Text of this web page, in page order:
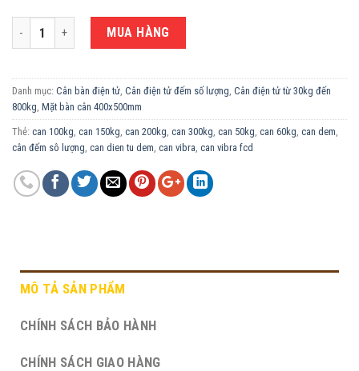
CÂN ĐẾM SỐ LƯỢNG 150KG FCD-40X50CM số lượng
MUA HÀNG
Danh mục: Cân bàn điện tử, Cân điện tử đếm số lượng, Cân điện tử từ 30kg đến
800kg, Mặt bàn cân 400x500mm
Thẻ: can 100kg, can 150kg, can 200kg, can 300kg, can 50kg, can 60kg, can dem,
cân đếm sô lượng, can dien tu dem, can vibra, can vibra fcd
MÔ TẢ SẢN PHẨM
CHÍNH SÁCH BẢO HÀNH
CHÍNH SÁCH GIAO HÀNG